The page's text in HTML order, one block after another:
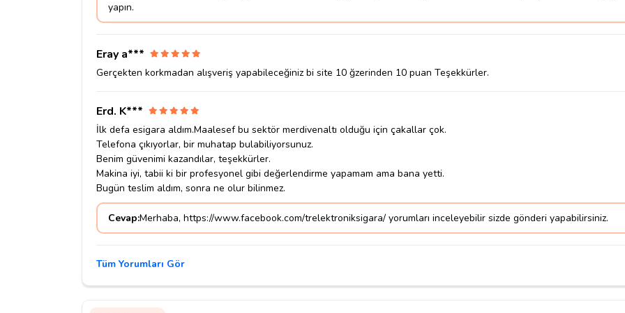
yapın.
Eray a***
Gerçekten korkmadan alışveriş yapabileceğiniz bi site 10 ğzerinden 10 puan Teşekkürler.
Erd. K***
İlk defa esigara aldım.Maalesef bu sektör merdivenaltı olduğu için çakallar çok.
Telefona çıkıyorlar, bir muhatap bulabiliyorsunuz.
Benim güvenimi kazandılar, teşekkürler.
Makina iyi, tabii ki bir profesyonel gibi değerlendirme yapamam ama bana yetti.
Bugün teslim aldım, sonra ne olur bilinmez.
Cevap:Merhaba, https://www.facebook.com/trelektroniksigara/ yorumları inceleyebilir sizde gönderi yapabilirsiniz.
Tüm Yorumları Gör